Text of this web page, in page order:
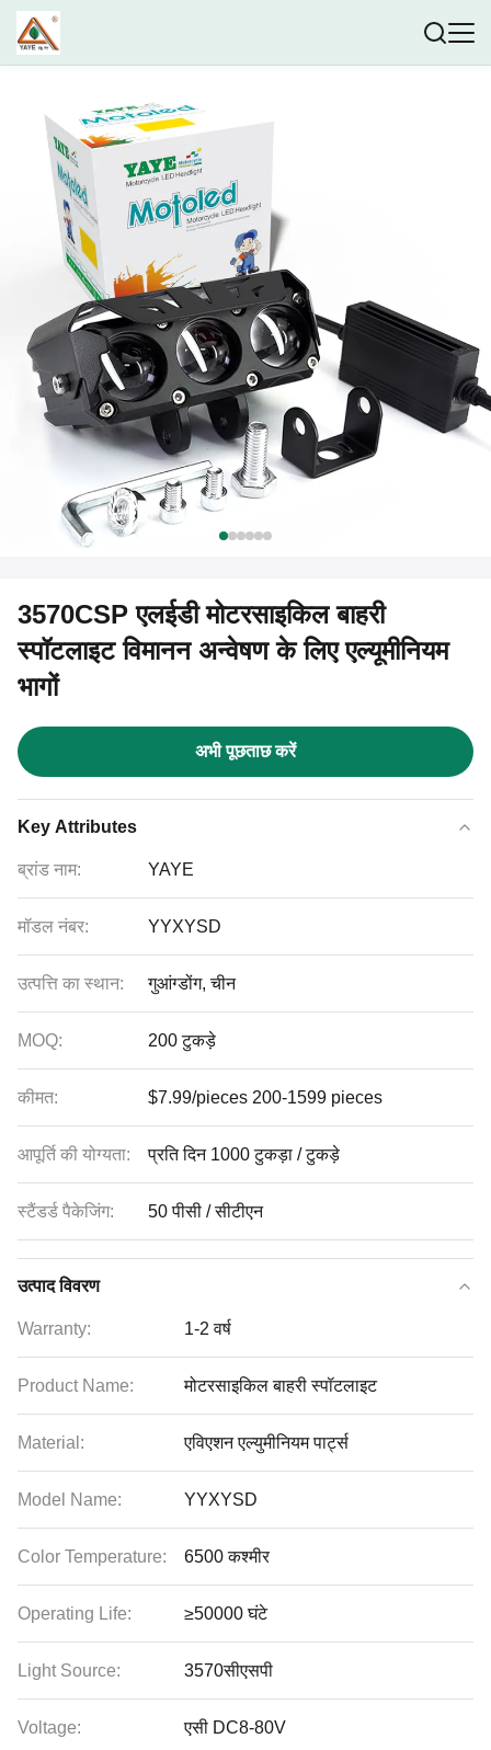
3570CSP एलईडी मोटरसाइकिल बाहरी
स्पॉटलाइट विमानन अन्वेषण के लिए एल्यूमीनियम
भागों
अभी पूछताछ करें
Key Attributes
ब्रांड नाम: YAYE
मॉडल नंबर: YYXYSD
उत्पत्ति का स्थान: गुआंग्डोंग, चीन
MOQ: 200 टुकड़े
कीमत: $7.99/pieces 200-1599 pieces
आपूर्ति की योग्यता: प्रति दिन 1000 टुकड़ा / टुकड़े
स्टैंडर्ड पैकेजिंग: 50 पीसी / सीटीएन
उत्पाद विवरण
Warranty: 1-2 वर्ष
Product Name: मोटरसाइकिल बाहरी स्पॉटलाइट
Material: एविएशन एल्युमीनियम पार्ट्स
Model Name: YYXYSD
Color Temperature: 6500 कश्मीर
Operating Life: ≥50000 घंटे
Light Source: 3570सीएसपी
Voltage: एसी DC8-80V